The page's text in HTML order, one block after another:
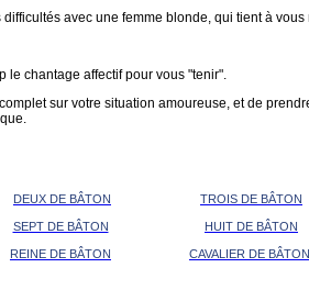
avec une femme blonde, qui tient à
le chantage affectif pour vous "tenir".
complet sur votre situation amoureuse, et de
DEUX DE BÂTON TROIS DE BÂTON
SEPT DE BÂTON HUIT DE BÂTON
REINE DE BÂTON CAVALIER DE BÂTON